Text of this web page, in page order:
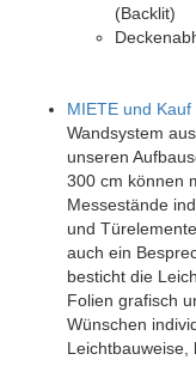
(Backlit)
MIETE und
Wandsystem aus
unseren
300 cm können
Messestände
und
auch ein
besticht die
Folien grafisch
Wünschen
Leichtbauweise,